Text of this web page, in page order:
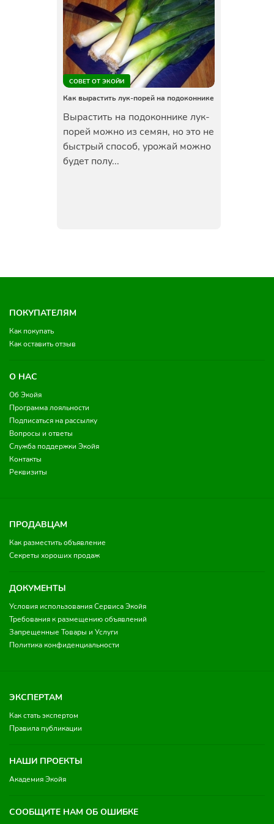
СОВЕТ ОТ ЭКОЙИ
Как вырастить лук-порей на подоконнике
Вырастить на подоконнике лук-
порей можно из семян, но это не
быстрый способ, урожай можно
будет полу...
ПОКУПАТЕЛЯМ
Как покупать
Как оставить отзыв
О НАС
Об Экойя
Программа лояльности
Подписаться на рассылку
Вопросы и ответы
Служба поддержки Экойя
Контакты
Реквизиты
ПРОДАВЦАМ
Как разместить объявление
Секреты хороших продаж
ДОКУМЕНТЫ
Условия использования Сервиса Экойя
Требования к размещению объявлений
Запрещенные Товары и Услуги
Политика конфиденциальности
ЭКСПЕРТАМ
Как стать экспертом
Правила публикации
НАШИ ПРОЕКТЫ
Академия Экойя
СООБЩИТЕ НАМ ОБ ОШИБКЕ